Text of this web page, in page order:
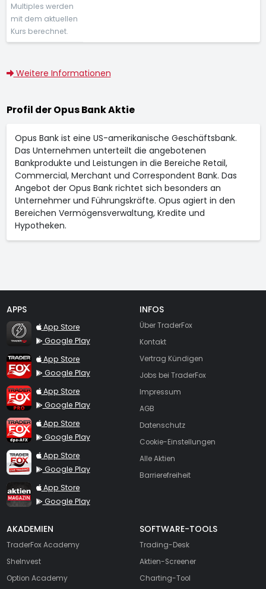
Multiples werden
mit dem aktuellen
Kurs berechnet.
Weitere Informationen
Profil der Opus Bank Aktie
Opus Bank ist eine US-amerikanische Geschäftsbank.
Das Unternehmen unterteilt die angebotenen
Bankprodukte und Leistungen in die Bereiche Retail,
Commercial, Merchant und Correspondent Bank. Das
Angebot der Opus Bank richtet sich besonders an
Unternehmer und Führungskräfte. Opus agiert in den
Bereichen Vermögensverwaltung, Kredite und
Hypotheken.
APPS
TraderFox Flash
App Store
Google Play
TraderFox App
App Store
Google Play
TraderFox Pro
App Store
Google Play
TraderFox dpa-AFX ProFeed
App Store
Google Play
TraderFox Live Trading
App Store
Google Play
TraderFox aktien Magazin
App Store
Google Play
INFOS
Über TraderFox
Kontakt
Vertrag Kündigen
Jobs bei TraderFox
Impressum
AGB
Datenschutz
Cookie-Einstellungen
Alle Aktien
Barrierefreiheit
AKADEMIEN
TraderFox Academy
SheInvest
Option Academy
SOFTWARE-TOOLS
Trading-Desk
Aktien-Screener
Charting-Tool